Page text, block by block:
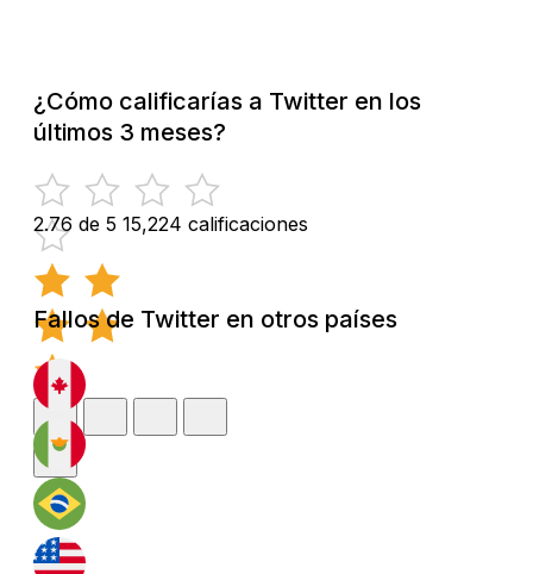
¿Cómo calificarías a Twitter en los
últimos 3 meses?
2.76 de 5 15,224 calificaciones
Fallos de Twitter en otros países